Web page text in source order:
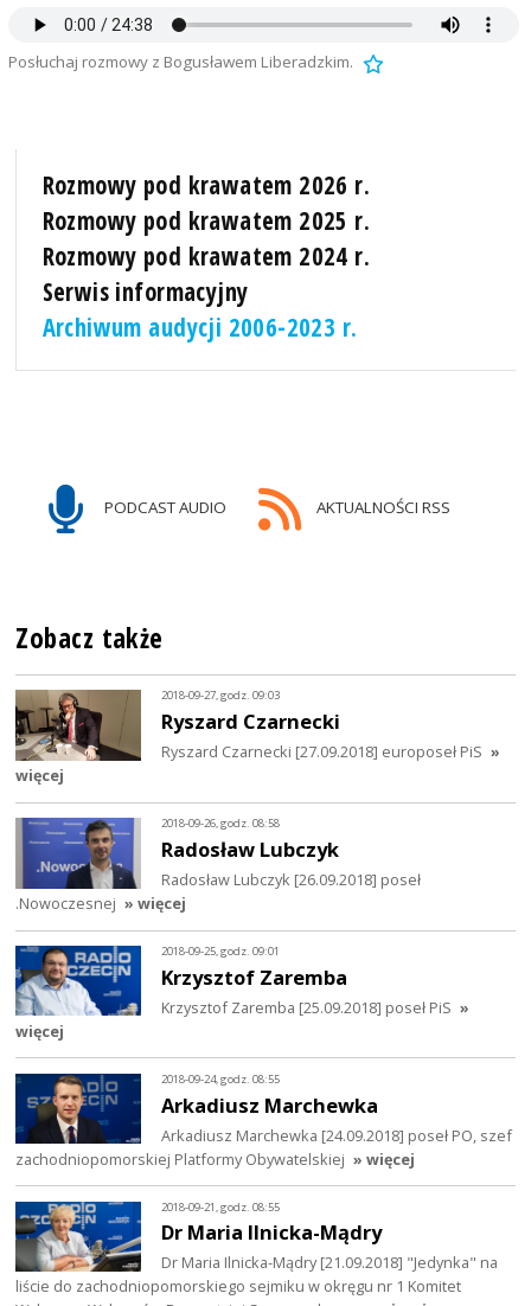
Posłuchaj rozmowy z Bogusławem Liberadzkim.
Rozmowy pod krawatem 2026 r.
Rozmowy pod krawatem 2025 r.
Rozmowy pod krawatem 2024 r.
Serwis informacyjny
Archiwum audycji 2006-2023 r.
PODCAST AUDIO AKTUALNOŚCI RSS
Zobacz także
2018-09-27, godz. 09:03
Ryszard Czarnecki
Ryszard Czarnecki [27.09.2018] europoseł PiS »
więcej
2018-09-26, godz. 08:58
Radosław Lubczyk
Radosław Lubczyk [26.09.2018] poseł
.Nowoczesnej » więcej
2018-09-25, godz. 09:01
Krzysztof Zaremba
Krzysztof Zaremba [25.09.2018] poseł PiS »
więcej
2018-09-24, godz. 08:55
Arkadiusz Marchewka
Arkadiusz Marchewka [24.09.2018] poseł PO, szef
zachodniopomorskiej Platformy Obywatelskiej » więcej
2018-09-21, godz. 08:55
Dr Maria Ilnicka-Mądry
Dr Maria Ilnicka-Mądry [21.09.2018] "Jedynka" na
liście do zachodniopomorskiego sejmiku w okręgu nr 1 Komitet